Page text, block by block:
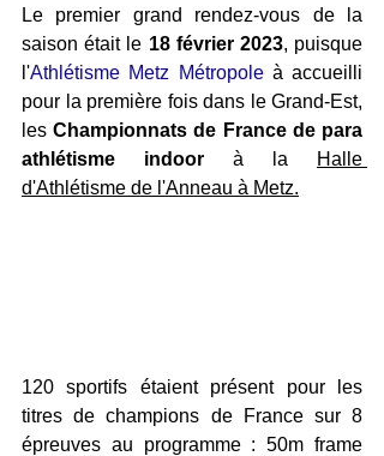
Le premier grand rendez-vous de la
saison était le 18 février 2023, puisque
l'Athlétisme Metz Métropole à accueilli
pour la première fois dans le Grand-Est,
les Championnats de France de para
athlétisme indoor à la
Halle
d'Athlétisme de l'Anneau à Metz.
120 sportifs étaient présent pour les
titres de champions de France sur 8
épreuves au programme : 50m frame